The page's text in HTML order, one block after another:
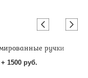
ручки
+ 1500 руб.